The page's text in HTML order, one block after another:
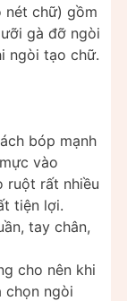
nét chữ) gồm
gà đỡ ngòi
ngòi tạo chữ.
bóp mạnh
vào
ruột rất nhiều
tiện lợi.
tay chân,
cho nên khi
chọn ngòi